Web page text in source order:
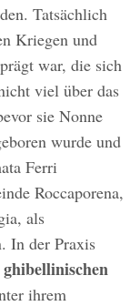
Tatsächlich
Kriegen und
war, die sich
viel über das
sie Nonne
wurde und
Ferri
Roccaporena,
als
In der Praxis
ghibellinischen
ihrem